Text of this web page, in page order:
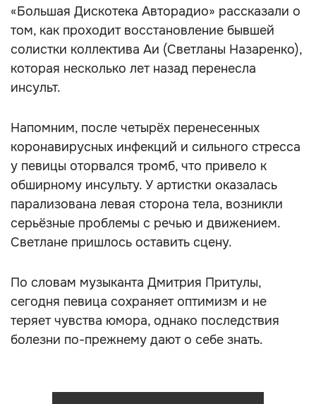
«Большая Дискотека Авторадио» рассказали о
том, как проходит восстановление бывшей
солистки коллектива Аи (Светланы Назаренко),
которая несколько лет назад перенесла
инсульт.
Напомним, после четырёх перенесенных
коронавирусных инфекций и сильного стресса
у певицы оторвался тромб, что привело к
обширному инсульту. У артистки оказалась
парализована левая сторона тела, возникли
серьёзные проблемы с речью и движением.
Светлане пришлось оставить сцену.
По словам музыканта Дмитрия Притулы,
сегодня певица сохраняет оптимизм и не
теряет чувства юмора, однако последствия
болезни по-прежнему дают о себе знать.